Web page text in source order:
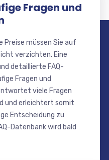
Fragen und
müssen Sie auf
verzichten. Eine
detaillierte FAQ-
Fragen und
viele Fragen
und erleichtert somit
Entscheidung zu
Datenbank wird bald